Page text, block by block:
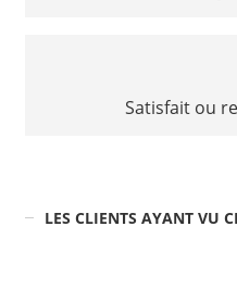
Satisfait ou
LES CLIENTS AYANT VU